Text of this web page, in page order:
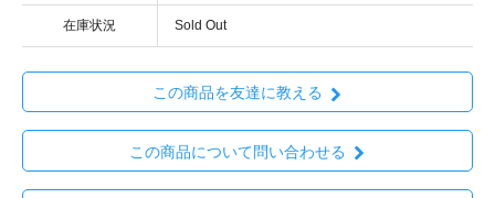
在庫状況 Sold Out
この商品を友達に教える
この商品について問い合わせる